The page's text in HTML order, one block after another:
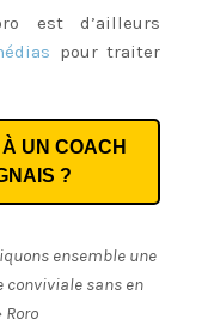
est d’ailleurs
pour traiter
UN COACH
?
ensemble une
sans en